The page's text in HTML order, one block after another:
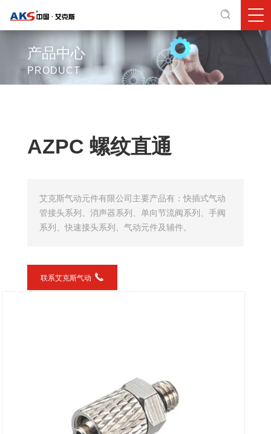
产品中心
PRODUCT
AZPC 螺纹直通
艾克斯气动元件有限公司主要产品有：快插式气动
管接头系列、消声器系列、单向节流阀系列、手阀
系列、快速接头系列、气动元件及辅件。
联系艾克斯气动